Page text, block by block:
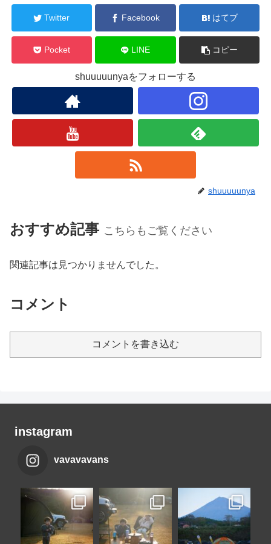
Twitter Facebook はてブ
Pocket LINE コピー
shuuuuunyaをフォローする
shuuuuunya
おすすめ記事 こちらもご覧ください
関連記事は見つかりませんでした。
コメント
コメントを書き込む
instagram
vavavavans